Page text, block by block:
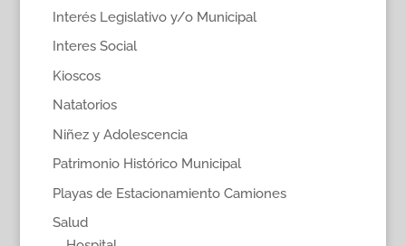
Interés Legislativo y/o Municipal
Interes Social
Kioscos
Natatorios
Niñez y Adolescencia
Patrimonio Histórico Municipal
Playas de Estacionamiento Camiones
Salud